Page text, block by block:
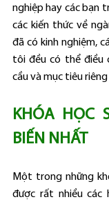
nghiệp hay các bạn
các kiến thức về
đã có kinh nghiệm,
tôi đều có thể điều
cầu và mục tiêu riêng
KHÓA HỌC
BIẾN NHẤT
Một trong những
được rất nhiều các